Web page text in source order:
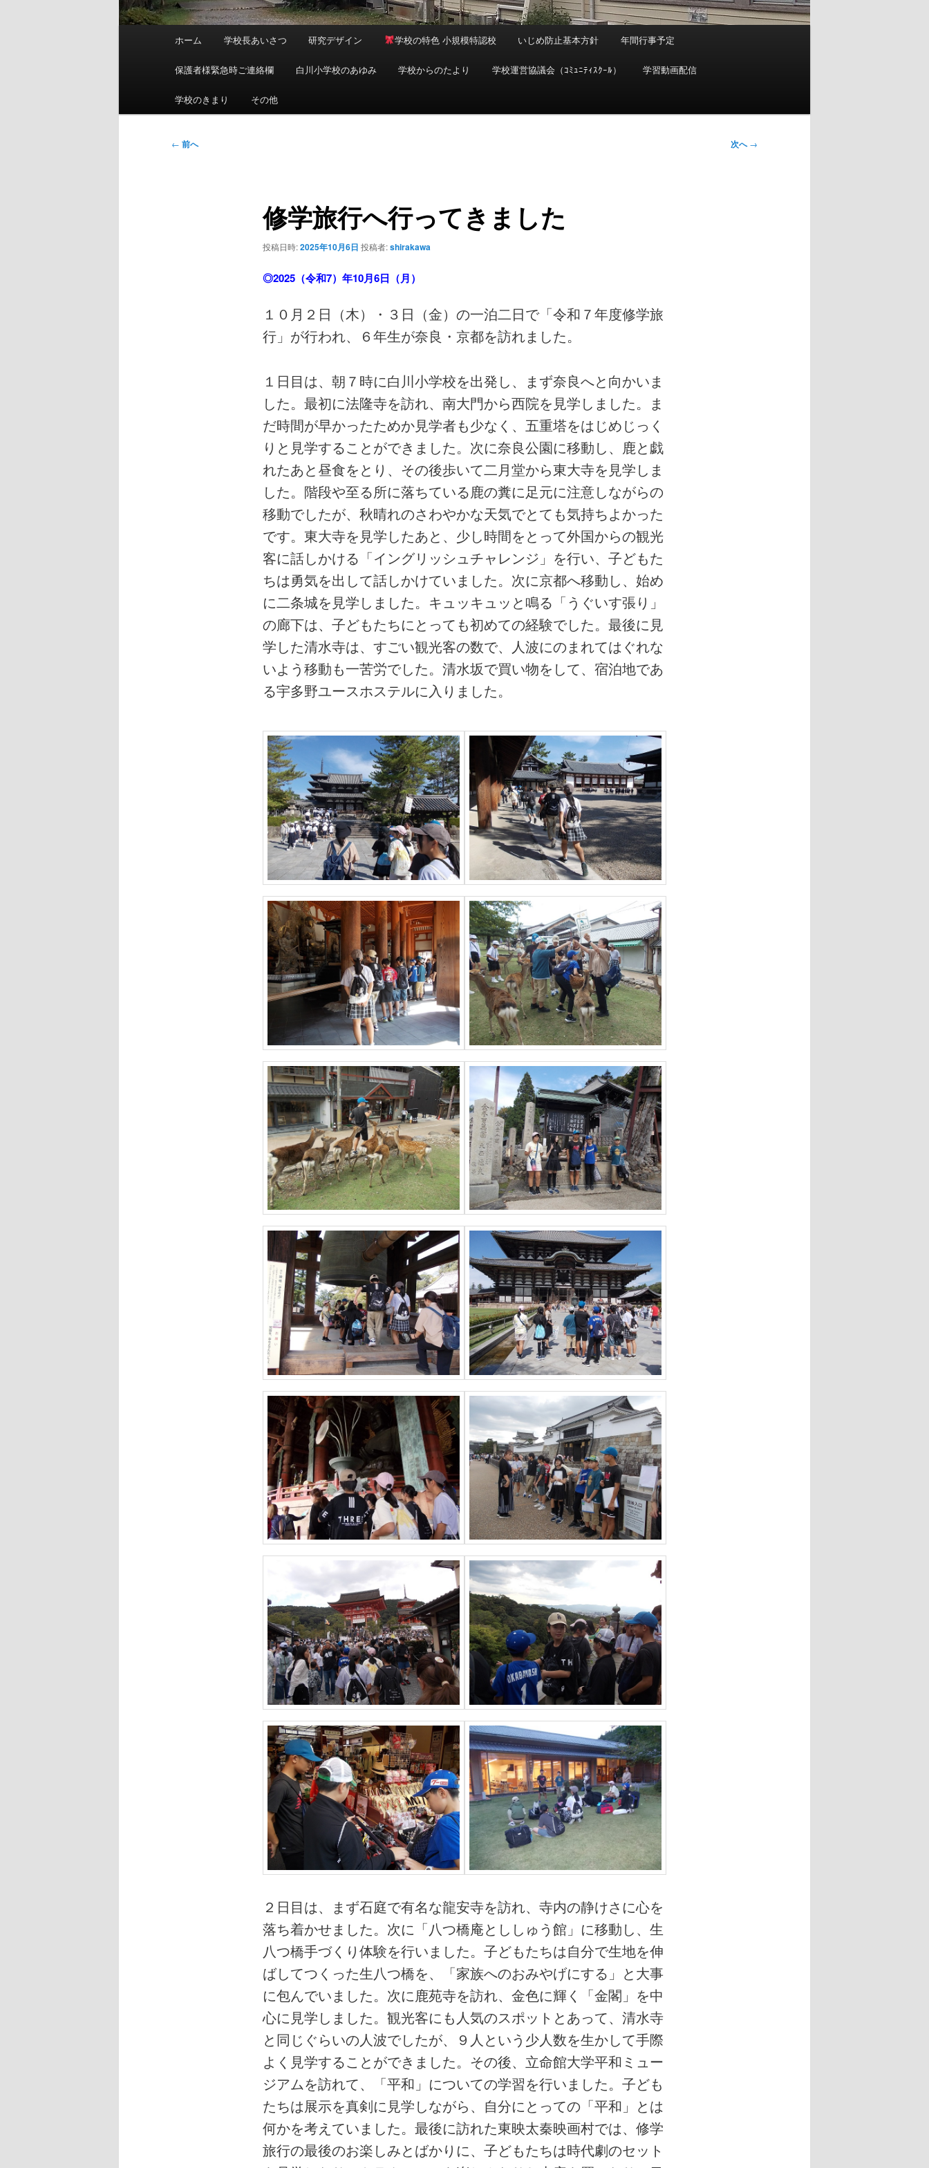
ュ
ホーム 学校長あいさつ 研究デザイン 学校の特色 小規模特認校 いじめ防止基本方針 年間行事予定
保護者様緊急時ご連絡欄 白川小学校のあゆみ 学校からのたより 学校運営協議会（ｺﾐｭﾆﾃｨｽｸｰﾙ） 学習動画配信
学校のきまり その他
投
← 前へ 次へ→
修学旅行へ行ってきました
投稿日時:2025年10月6日 投稿者:shirakawa
◎2025（令和7）年10月6日（月）
１０月２日（木）・３日（金）の一泊二日で「令和７年度修学旅
行」が行われ、６年生が奈良・京都を訪れました。
１日目は、朝７時に白川小学校を出発し、まず奈良へと向かいま
した。最初に法隆寺を訪れ、南大門から西院を見学しました。ま
だ時間が早かったためか見学者も少なく、五重塔をはじめじっく
りと見学することができました。次に奈良公園に移動し、鹿と戯
れたあと昼食をとり、その後歩いて二月堂から東大寺を見学しま
した。階段や至る所に落ちている鹿の糞に足元に注意しながらの
移動でしたが、秋晴れのさわやかな天気でとても気持ちよかった
です。東大寺を見学したあと、少し時間をとって外国からの観光
客に話しかける「イングリッシュチャレンジ」を行い、子どもた
ちは勇気を出して話しかけていました。次に京都へ移動し、始め
に二条城を見学しました。キュッキュッと鳴る「うぐいす張り」
の廊下は、子どもたちにとっても初めての経験でした。最後に見
学した清水寺は、すごい観光客の数で、人波にのまれてはぐれな
いよう移動も一苦労でした。清水坂で買い物をして、宿泊地であ
る宇多野ユースホステルに入りました。
２日目は、まず石庭で有名な龍安寺を訪れ、寺内の静けさに心を
落ち着かせました。次に「八つ橋庵とししゅう館」に移動し、生
八つ橋手づくり体験を行いました。子どもたちは自分で生地を伸
ばしてつくった生八つ橋を、「家族へのおみやげにする」と大事
に包んでいました。次に鹿苑寺を訪れ、金色に輝く「金閣」を中
心に見学しました。観光客にも人気のスポットとあって、清水寺
と同じぐらいの人波でしたが、９人という少人数を生かして手際
よく見学することができました。その後、立命館大学平和ミュー
ジアムを訪れて、「平和」についての学習を行いました。子ども
たちは展示を真剣に見学しながら、自分にとっての「平和」とは
何かを考えていました。最後に訪れた東映太秦映画村では、修学
旅行の最後のお楽しみとばかりに、子どもたちは時代劇のセット